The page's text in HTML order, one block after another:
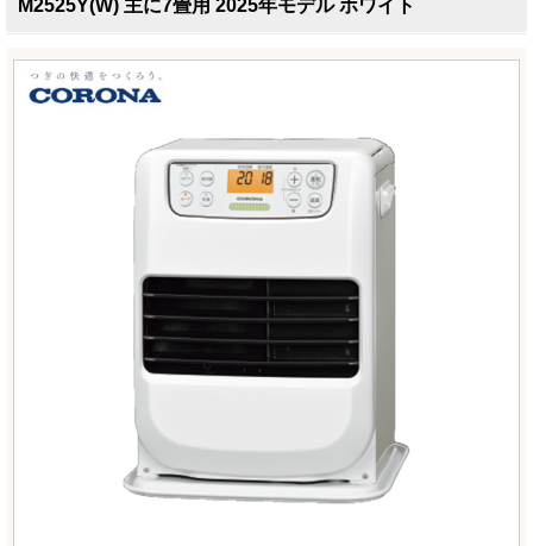
M2525Y(W) 主に7畳用 2025年モデル ホワイト